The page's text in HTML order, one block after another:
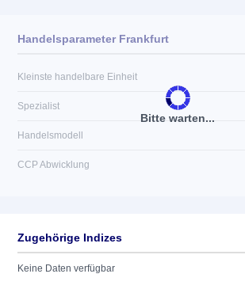
Bitte warten...
Handelsparameter Frankfurt
Kleinste handelbare Einheit
Spezialist
Handelsmodell
CCP Abwicklung
Zugehörige Indizes
Keine Daten verfügbar